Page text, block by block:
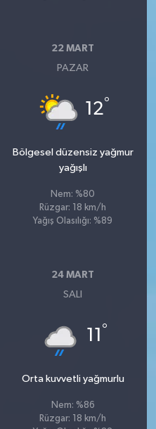
22 MART
PAZAR
12°
Bölgesel düzensiz yağmur
yağışlı
Nem: %80
Rüzgar: 18 km/h
Yağış Olasılığı: %89
24 MART
SALI
11 °
Orta kuvvetli yağmurlu
Nem: %86
Rüzgar: 18 km/h